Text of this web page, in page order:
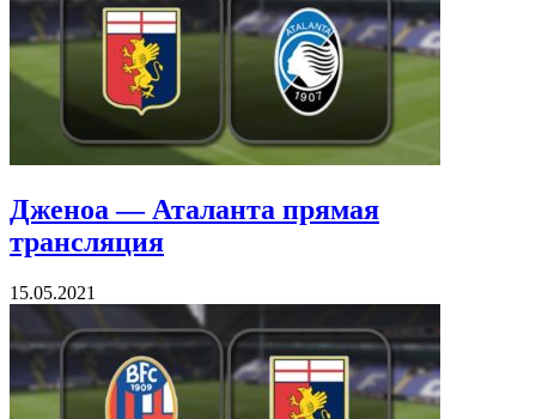
Дженоа — Аталанта прямая
трансляция
15.05.2021